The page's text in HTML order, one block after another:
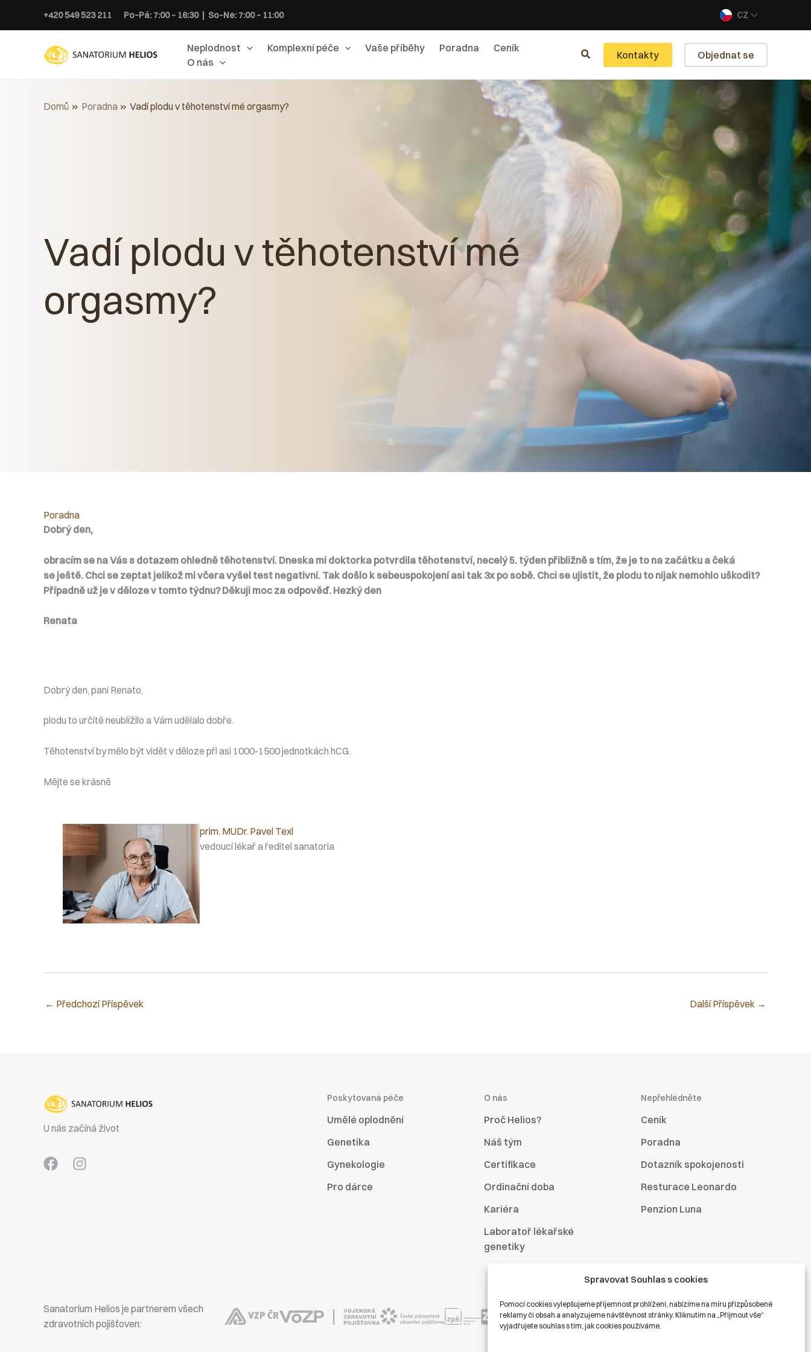
Spravovat Souhlas s cookies
Pomocí cookies vylepšujeme příjemnost prohlížení, nabízíme na míru přizpůsobené
reklamy či obsah a analyzujeme návštěvnost stránky. Kliknutím na „Přijmout vše“
vyjadřujete souhlas s tím, jak cookies používáme.
+420 549 523 211 Po–Pá: 7:00 – 16:30 | So–Ne: 7:00 – 11:00 CZ
Neplodnost Komplexní péče Vaše příběhy Poradna
Ceník
O nás
Kontakty Objednat se
Vadí plodu v těhotenství mé
orgasmy?
Domů Poradna Vadí plodu v těhotenství mé orgasmy?
Poradna
Dobrý den,
obracím se na Vás s dotazem ohledně těhotenství. Dneska mi doktorka potvrdila těhotenství, necelý 5. týden přibližně s tím, že je to na začátku a čeká
se ještě. Chci se zeptat jelikož mi včera vyšel test negativní. Tak došlo k sebeuspokojení asi tak 3x po sobě. Chci se ujistit, že plodu to nijak nemohlo uškodit?
Případně už je v děloze v tomto týdnu? Děkuji moc za odpověď. Hezký den
Renata
Dobrý den, paní Renato,
plodu to určitě neublížilo a Vám udělalo dobře.
Těhotenství by mělo být vidět v děloze při asi 1000-1500 jednotkách hCG.
Mějte se krásně
prim. MUDr. Pavel Texl
vedoucí lékař a ředitel sanatoria
← Předchozí Příspěvek Další Příspěvek →
U nás začíná život
Poskytovaná péče
Umělé oplodnění
Genetika
Gynekologie
Pro dárce
O nás
Proč Helios?
Náš tým
Certifikace
Ordinační doba
Kariéra
Laboratoř lékařské
genetiky
Nepřehlédněte
Ceník
Poradna
Dotazník spokojenosti
Resturace Leonardo
Penzion Luna
Sanatorium Helios je partnerem všech
zdravotních pojišťoven: